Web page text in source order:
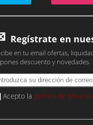
Regístrate en
en tu email ofertas,
descuento y novedades.
Acepto la política de